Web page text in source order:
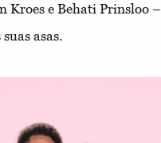
Kroes e Behati Prinsloo –
asas.